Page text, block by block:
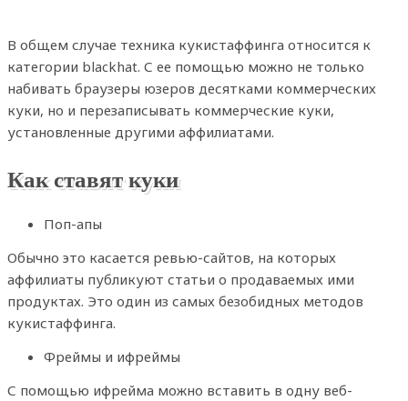
В общем случае техника кукистаффинга относится к
категории blackhat. С ее помощью можно не только
набивать браузеры юзеров десятками коммерческих
куки, но и перезаписывать коммерческие куки,
установленные другими аффилиатами.
Как ставят куки
Поп-апы
Обычно это касается ревью-сайтов, на которых
аффилиаты публикуют статьи о продаваемых ими
продуктах. Это один из самых безобидных методов
кукистаффинга.
Фреймы и ифреймы
С помощью ифрейма можно вставить в одну веб-